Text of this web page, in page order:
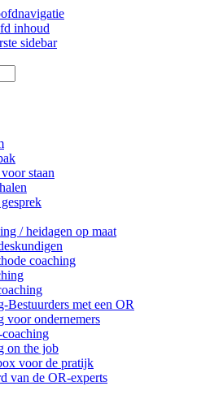
inhoud
sidebar
staan
/ heidagen op maat
coaching
Bestuurders met een OR
voor ondernemers
coaching
on the job
voor de pratijk
van de OR-experts